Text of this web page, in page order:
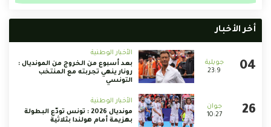
أخر الأخبار
23:9
الأخبار الوطنية
بعد أسبوع من الخروج من المونديال :
رونار ينهي تجربته مع المنتخب
التونسي
10:27
الأخبار الوطنية
مونديال 2026 : تونس تودّع البطولة
بهزيمة أمام هولندا بثلاثية